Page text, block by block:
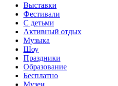
Выставки
Фестивали
С детьми
Активный отдых
Музыка
Шоу
Праздники
Образование
Бесплатно
Музеи